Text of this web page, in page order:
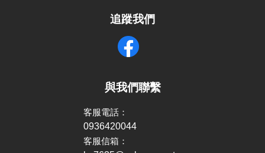
追蹤我們
與我們聯繫
客服電話：
0936420044
客服信箱：